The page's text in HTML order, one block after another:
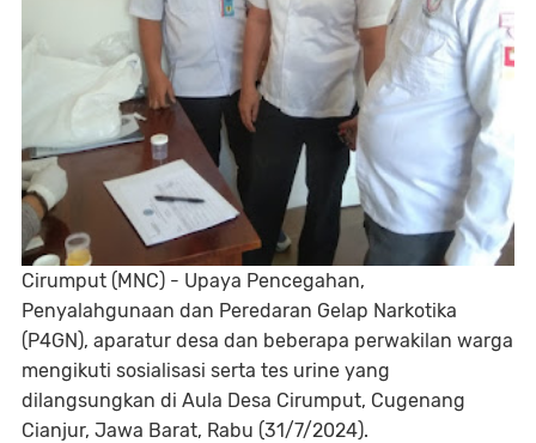
Cirumput (MNC) - Upaya Pencegahan,
Penyalahgunaan dan Peredaran Gelap Narkotika
(P4GN), aparatur desa dan beberapa perwakilan warga
mengikuti sosialisasi serta tes urine yang
dilangsungkan di Aula Desa Cirumput, Cugenang
Cianjur, Jawa Barat, Rabu (31/7/2024).